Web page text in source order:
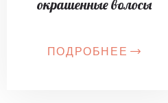
окрашенные волосы
ПОДРОБНЕЕ